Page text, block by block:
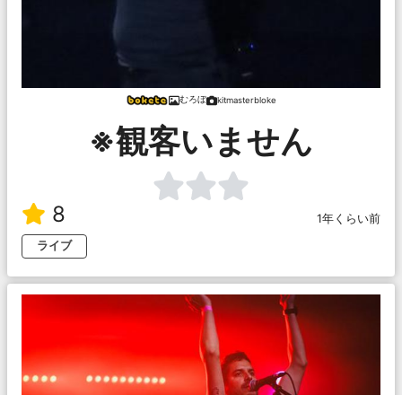
むろぼ kitmasterbloke
※観客いません
8
1年くらい前
ライブ